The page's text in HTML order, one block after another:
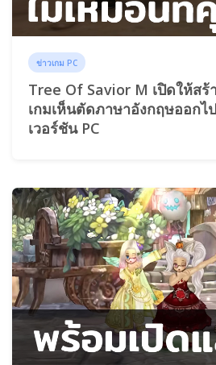
ข่าวเกม PC
Tree Of Savior M เปิดให้ส
เกมเห็นตัดภาษาอังกฤษออกไ
เวอร์ชัน PC